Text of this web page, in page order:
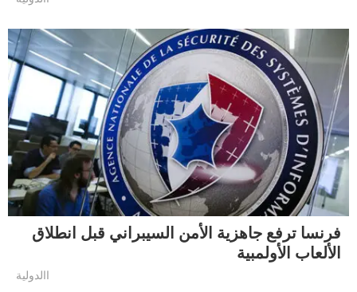
فرنسا ترفع جاهزية الأمن السيبراني قبل انطلاق
الألعاب الأولمبية
االدولية